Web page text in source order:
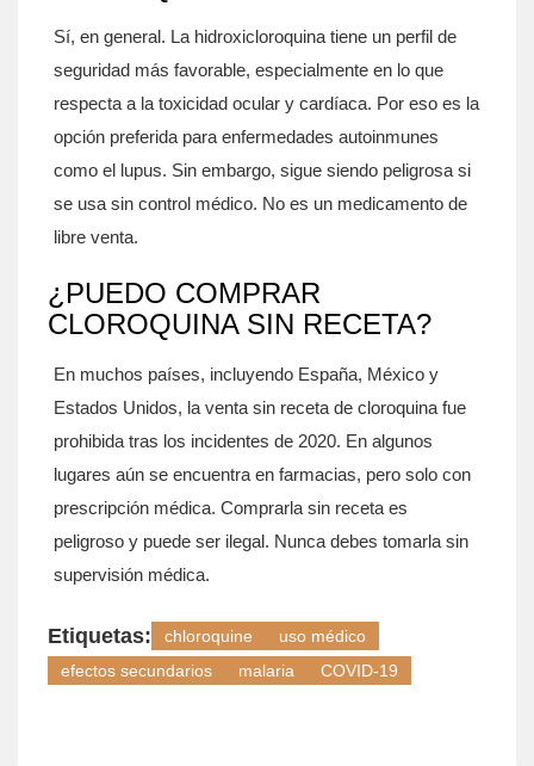
Sí, en general. La hidroxicloroquina tiene un perfil de
seguridad más favorable, especialmente en lo que
respecta a la toxicidad ocular y cardíaca. Por eso es la
opción preferida para enfermedades autoinmunes
como el lupus. Sin embargo, sigue siendo peligrosa si
se usa sin control médico. No es un medicamento de
libre venta.
¿PUEDO COMPRAR
CLOROQUINA SIN RECETA?
En muchos países, incluyendo España, México y
Estados Unidos, la venta sin receta de cloroquina fue
prohibida tras los incidentes de 2020. En algunos
lugares aún se encuentra en farmacias, pero solo con
prescripción médica. Comprarla sin receta es
peligroso y puede ser ilegal. Nunca debes tomarla sin
supervisión médica.
Etiquetas: chloroquine
uso médico
efectos secundarios
malaria COVID-19